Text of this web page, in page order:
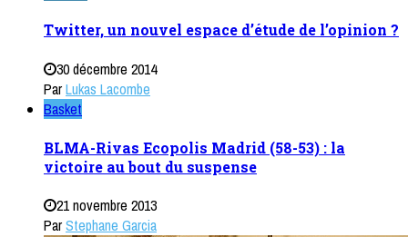
Twitter, un nouvel espace d’étude de l’opinion ?
30 décembre 2014
ParLukas Lacombe
Basket
BLMA-Rivas Ecopolis Madrid (58-53) : la
victoire au bout du suspense
21 novembre 2013
ParStephane Garcia